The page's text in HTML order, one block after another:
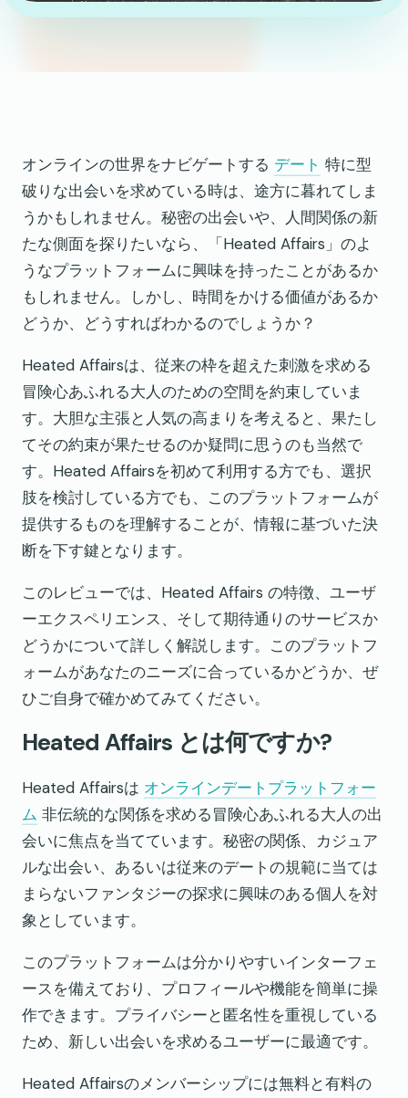
オンラインの世界をナビゲートする デート 特に型
破りな出会いを求めている時は、途方に暮れてしま
うかもしれません。秘密の出会いや、人間関係の新
たな側面を探りたいなら、「Heated Affairs」のよ
うなプラットフォームに興味を持ったことがあるか
もしれません。しかし、時間をかける価値があるか
どうか、どうすればわかるのでしょうか？
Heated Affairsは、従来の枠を超えた刺激を求める
冒険心あふれる大人のための空間を約束していま
す。大胆な主張と人気の高まりを考えると、果たし
てその約束が果たせるのか疑問に思うのも当然で
す。Heated Affairsを初めて利用する方でも、選択
肢を検討している方でも、このプラットフォームが
提供するものを理解することが、情報に基づいた決
断を下す鍵となります。
このレビューでは、Heated Affairs の特徴、ユーザ
ーエクスペリエンス、そして期待通りのサービスか
どうかについて詳しく解説します。このプラットフ
ォームがあなたのニーズに合っているかどうか、ぜ
ひご自身で確かめてみてください。
Heated Affairs とは何ですか?
Heated Affairsは オンラインデートプラットフォー
ム 非伝統的な関係を求める冒険心あふれる大人の出
会いに焦点を当てています。秘密の関係、カジュア
ルな出会い、あるいは従来のデートの規範に当ては
まらないファンタジーの探求に興味のある個人を対
象としています。
このプラットフォームは分かりやすいインターフェ
ースを備えており、プロフィールや機能を簡単に操
作できます。プライバシーと匿名性を重視している
ため、新しい出会いを求めるユーザーに最適です。
Heated Affairsのメンバーシップには無料と有料の